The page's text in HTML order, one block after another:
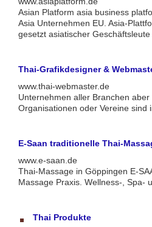
Asian Platform asia business
Asia Unternehmen EU. Asia-
gesetzt asiatischer Geschäftsleute
Thai-Grafikdesigner &
www.thai-webmaster.de
Unternehmen aller Branchen
Organisationen oder Vereine sind
E-Saan traditionelle Thai-
www.e-saan.de
Thai-Massage in Göppingen E-
Massage Praxis. Wellness-, Spa-
Thai Produkte